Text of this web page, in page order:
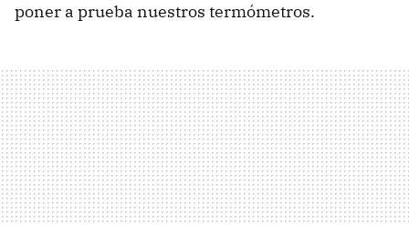
poner a prueba nuestros termómetros.